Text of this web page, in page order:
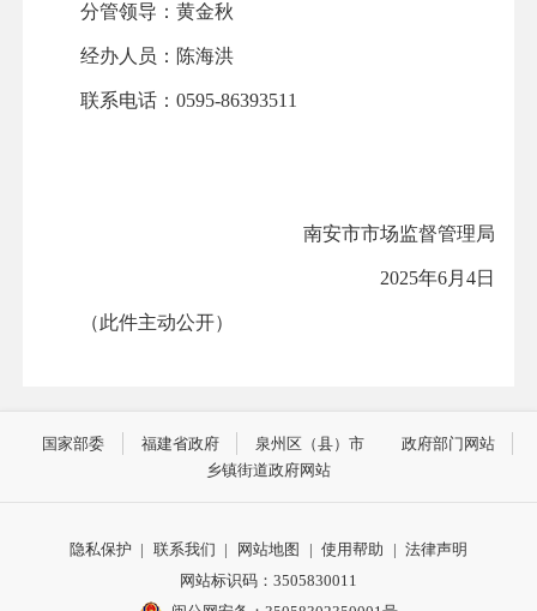
分管领导：黄金秋
经办人员：陈海洪
联系电话： 0595-86393511
南安市市场监督管理局
2025年6月4日
（此件主动公开）
国家部委 福建省政府 泉州区（县）市
政府部门网站
乡镇街道政府网站
隐私保护 | 联系我们 | 网站地图 | 使用帮助 | 法律声明
网站标识码：3505830011